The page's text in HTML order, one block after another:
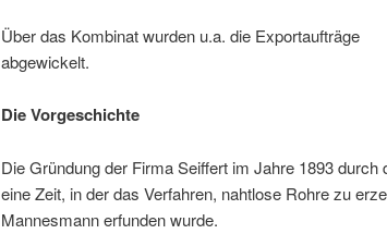
Über das Kombinat wurden u.a. die Exportaufträge
abgewickelt.
Die Vorgeschichte
Die Gründung der Firma Seiffert im Jahre 1893 durch
eine Zeit, in der das Verfahren, nahtlose Rohre zu
Mannesmann erfunden wurde.